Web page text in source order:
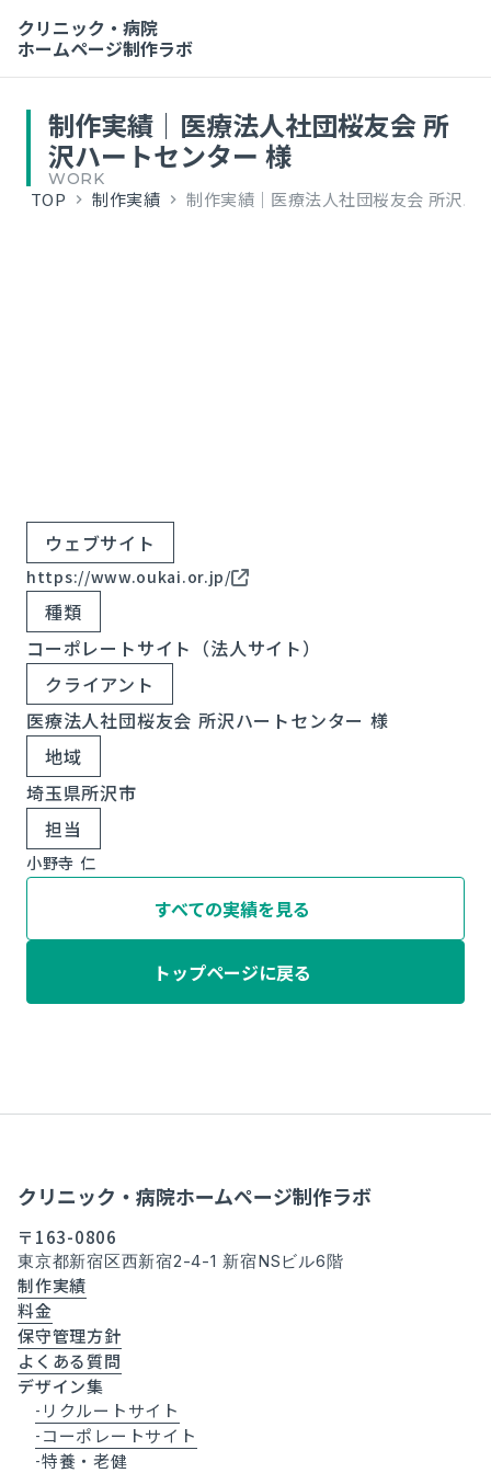
クリニック・病院
ホームページ制作ラボ
制作実績｜医療法人社団桜友会 所
沢ハートセンター 様
WORK
TOP keyboard_arrow_right 制作実績 keyboard_arrow_right 制作実績｜医療法人社団桜友会 所沢ハ
ウェブサイト
https://www.oukai.or.jp/
種類
コーポレートサイト（法人サイト）
クライアント
医療法人社団桜友会 所沢ハートセンター 様
地域
埼玉県所沢市
担当
小野寺 仁
すべての実績を見る
トップページに戻る
クリニック・病院ホームページ制作ラボ
〒163-0806
東京都新宿区西新宿2-4-1 新宿NSビル6階
制作実績
料金
保守管理方針
よくある質問
デザイン集
- リクルートサイト
- コーポレートサイト
-特養・老健